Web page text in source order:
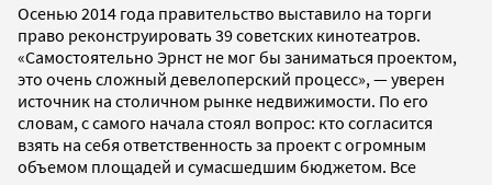
Осенью 2014 года правительство выставило на торги
право реконструировать 39 советских кинотеатров.
«Самостоятельно Эрнст не мог бы заниматься проектом,
это очень сложный девелоперский процесс», — уверен
источник на столичном рынке недвижимости. По его
словам, с самого начала стоял вопрос: кто согласится
взять на себя ответственность за проект с огромным
объемом площадей и сумасшедшим бюджетом. Все